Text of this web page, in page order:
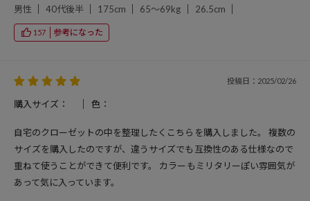
男性
40代後半 175cm 65～69kg 26.5cm
157 参考になった
投稿日：2025/02/26
購入サイズ： 色：
自宅のクローゼットの中を整理したくこちらを購入しました。 複数の
サイズを購入したのですが、違うサイズでも互換性のある仕様なので
重ねて使うことができて便利です。 カラーもミリタリーぽい雰囲気が
あって気に入っています。